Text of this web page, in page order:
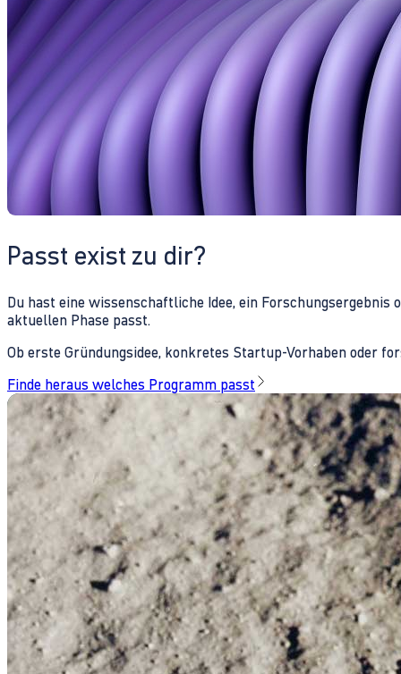
Passt exist zu dir?
Du hast eine wissenschaftliche Idee, ein
aktuellen Phase passt.
Ob erste Gründungsidee, konkretes Startup-Vorhaben oder
Finde heraus welches Programm passt